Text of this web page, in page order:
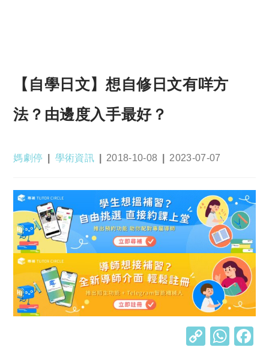
【自學日文】想自修日文有咩方
法？由邊度入手最好？
Post
媽劇停
Post
學術資訊
Post
2018-10-08
Post
2023-07-07
C W